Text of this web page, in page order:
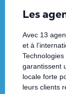
Les
Avec 13
et à
garantissent
locale forte
leurs clients